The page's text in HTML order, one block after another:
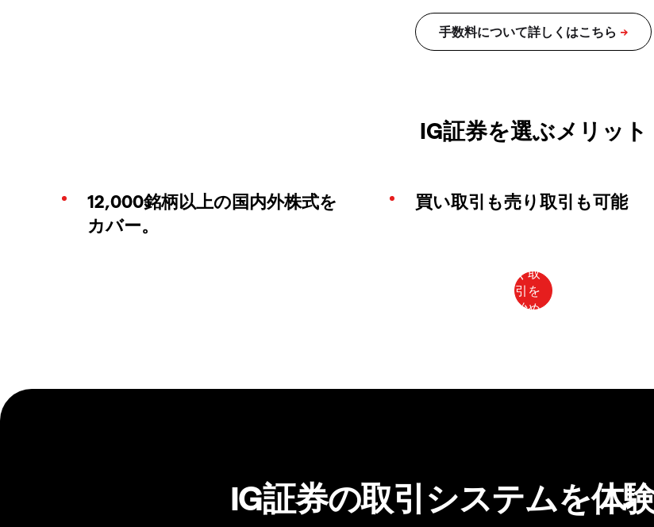
IG証券を選ぶメリット
12,000銘柄以上の国内外株式を
カバー。
買い取引も売り取引も可能
IG証券の取引システムを体